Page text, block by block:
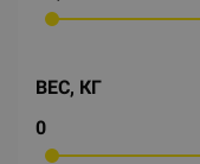
ВЕС, КГ
0